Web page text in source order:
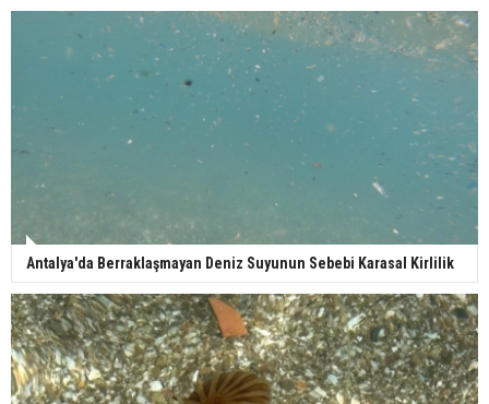
Antalya'da Berraklaşmayan Deniz Suyunun Sebebi Karasal Kirlilik